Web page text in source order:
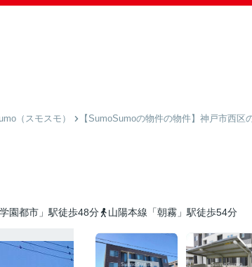
（スモスモ） 【SumoSumoの物件の物件】神戸市西区
園都市」駅徒歩48分 山陽本線「朝霧」駅徒歩54分